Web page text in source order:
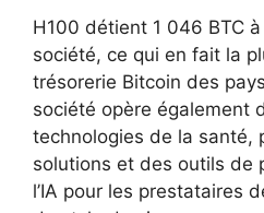
H100 détient 1 046 BTC
société, ce qui en fait la
trésorerie Bitcoin des
société opère également
technologies de la santé,
solutions et des outils de
l’IA pour les prestataires